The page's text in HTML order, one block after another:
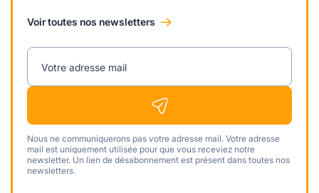
Voir toutes nos newsletters
Votre adresse mail
Nous ne communiquerons pas votre adresse mail. Votre adresse
mail est uniquement utilisée pour que vous receviez notre
newsletter. Un lien de désabonnement est présent dans toutes nos
newsletters.